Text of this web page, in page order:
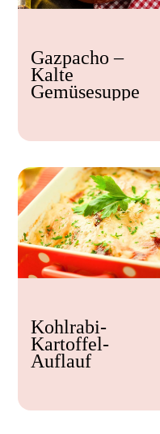
< 15 min
15 - 30 min
30 - 60 min
Gazpacho –
Kalte
Gemüsesuppe
Kohlrabi-
Kartoffel-
Auflauf